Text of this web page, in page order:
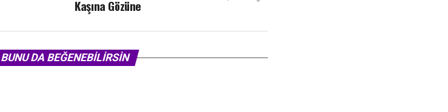
Kaşına Gözüne
BUNU DA BEĞENEBILIRSIN